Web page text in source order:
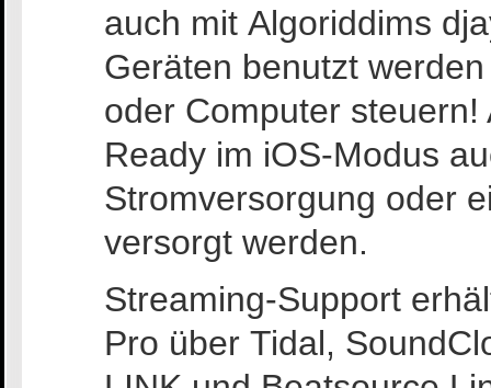
auch mit Algoriddims
Geräten benutzt
oder Computer
Ready im iOS-Modus
Stromversorgung oder
versorgt werden.
Streaming-Support
Pro über Tidal,